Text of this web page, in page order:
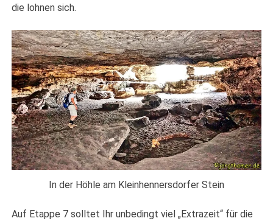
die lohnen sich.
In der Höhle am Kleinhennersdorfer Stein
Auf Etappe 7 solltet Ihr unbedingt viel „Extrazeit“ für die